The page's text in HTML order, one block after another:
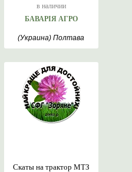
в наличии
БАВАРІЯ АГРО
(Украина) Полтава
Скаты на трактор МТЗ